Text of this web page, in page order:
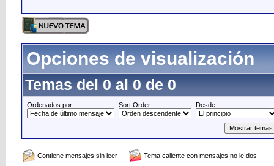
Opciones de visualización
Temas del 0 al 0 de 0
Ordenados por Sort Order Desde
Contiene mensajes sin leer
Tema caliente con mensajes no leídos